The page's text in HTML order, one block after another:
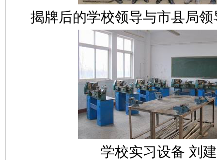
揭牌后的学校领导与市县局
学校实习设备 刘